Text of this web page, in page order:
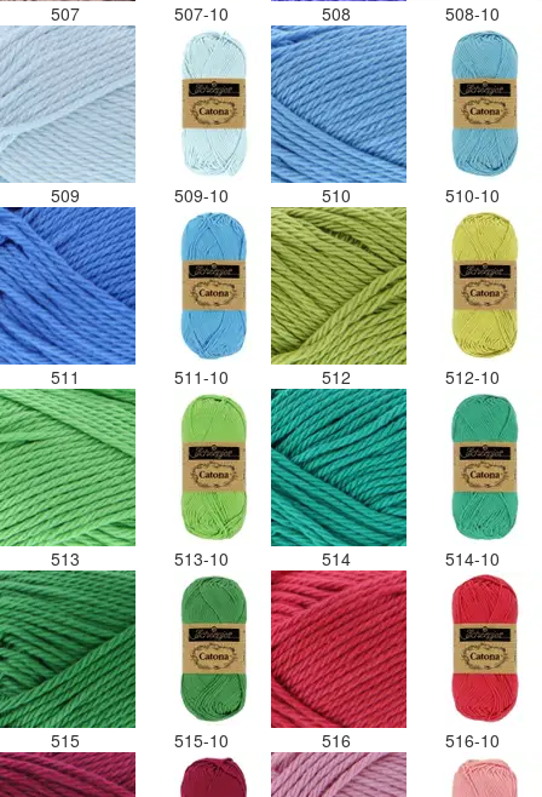
507 507-10 508 508-10
509 509-10 510 510-10
511 511-10 512 512-10
513 513-10 514 514-10
515 515-10 516 516-10